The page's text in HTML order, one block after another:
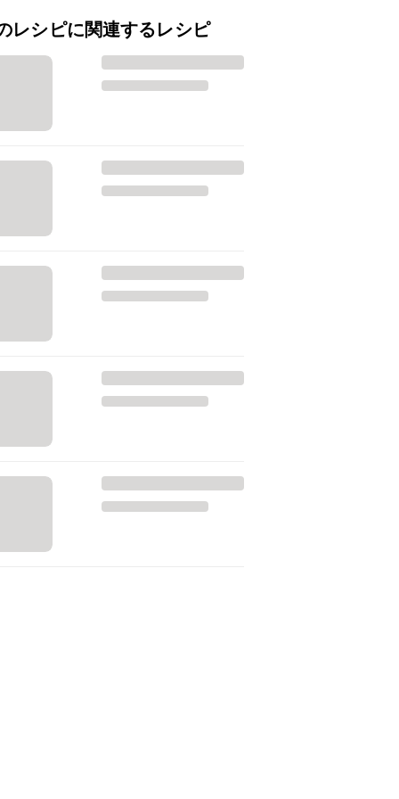
レシピに関連するレシピ